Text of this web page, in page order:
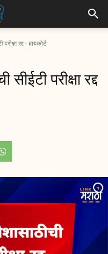
रद्द - हायकोर्ट
परीक्षा रद्द